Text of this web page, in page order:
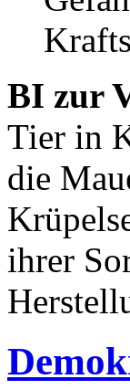
BI zur
Tier in
die
ihrer